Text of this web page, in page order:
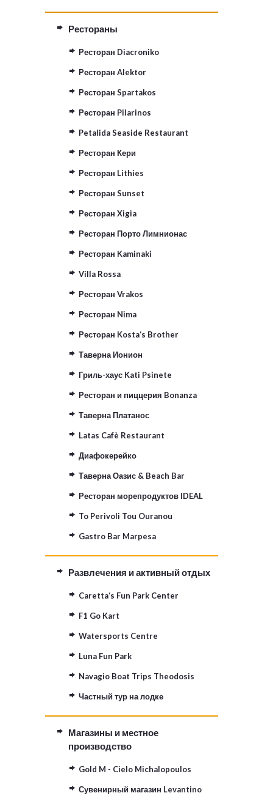
Рестораны
Ресторан Diacroniko
Ресторан Alektor
Ресторан Spartakos
Ресторан Pilarinos
Petalida Seaside Restaurant
Ресторан Кери
Ресторан Lithies
Ресторан Sunset
Ресторан Xigia
Ресторан Порто Лимнионас
Ресторан Kaminaki
Villa Rossa
Ресторан Vrakos
Ресторан Nima
Ресторан Kosta‘s Brother
Таверна Ионион
Гриль-хаус Kati Psinete
Ресторан и пиццерия Bonanza
Таверна Платанос
Latas Cafè Restaurant
Диафокерейко
Таверна Оазис & Beach Bar
Ресторан морепродуктов IDEAL
To Perivoli Tou Ouranou
Gastro Bar Marpesa
Развлечения и активный отдых
Caretta‘s Fun Park Center
F1 Go Kart
Watersports Centre
Luna Fun Park
Navagio Boat Trips Theodosis
Частный тур на лодке
Магазины и местное
производство
Gold M - Cielo Michalopoulos
Сувенирный магазин Levantino